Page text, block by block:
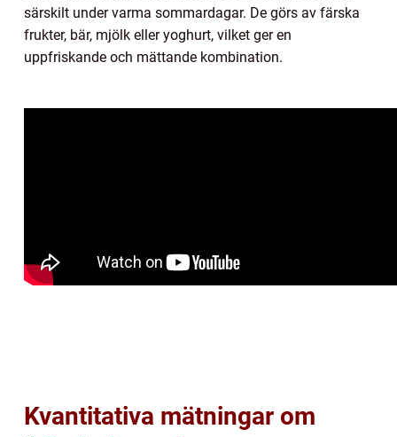
särskilt under varma sommardagar. De görs av färska
frukter, bär, mjölk eller yoghurt, vilket ger en
uppfriskande och mättande kombination.
Kvantitativa mätningar om